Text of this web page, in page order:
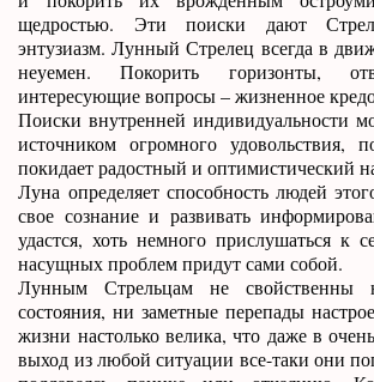
щедростью. Эти поиски дают
энтузиазм. Лунный Стрелец всегда в
неуемен. Покорить горизонты,
интересующие вопросы – жизненное
Поиски внутренней индивидуальности
источником огромного удовольствия,
покидает радостный и оптимистический
Луна определяет способность людей
свое сознание и развивать
удастся, хоть немного прислушаться к
насущных проблем придут сами собой.
Лунным Стрельцам не свойственны
состояния, ни заметные перепады
жизни настолько велика, что даже в
выход из любой ситуации все-таки они